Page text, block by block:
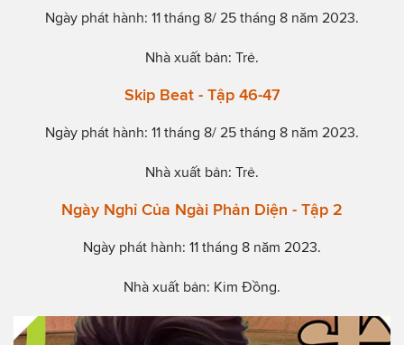
Ngày phát hành: 11 tháng 8/ 25 tháng 8 năm 2023.
Nhà xuất bản: Trẻ.
Skip Beat - Tập 46-47
Ngày phát hành: 11 tháng 8/ 25 tháng 8 năm 2023.
Nhà xuất bản: Trẻ.
Ngày Nghỉ Của Ngài Phản Diện - Tập 2
Ngày phát hành: 11 tháng 8 năm 2023.
Nhà xuất bản: Kim Đồng.